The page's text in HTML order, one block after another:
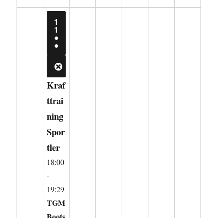
1
1
AUGUST
2026
●
●
VERANSTALTUNGEN)
CLOSE
Kraf
ttrai
ning
Spor
tler
18:00
-
19:29
TGM